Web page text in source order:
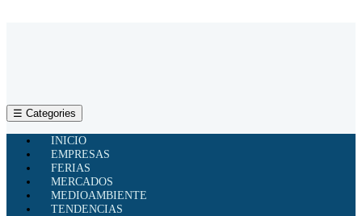
☰ Categories
INICIO
EMPRESAS
FERIAS
MERCADOS
MEDIOAMBIENTE
TENDENCIAS